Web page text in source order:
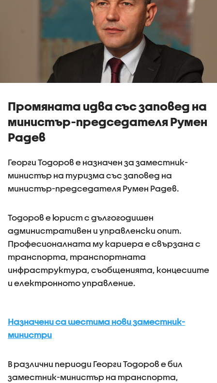
Промяната идва със заповед на
министър-председателя Румен
Радев
Георги Тодоров е назначен за заместник-
министър на туризма със заповед на
министър-председателя Румен Радев.
Тодоров е юрист с дългогодишен
административен и управленски опит.
Професионалната му кариера е свързана с
транспорта, транспортната
инфраструктура, съобщенията, концесиите
и електронното управление.
Назначени са шестима нови заместник-
министри
В различни периоди Георги Тодоров е бил
заместник-министър на транспорта,